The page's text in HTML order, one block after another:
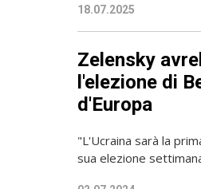
18.07.2025
Zelensky
l'elezione di
d'Europa
"L'Ucraina sarà la
sua elezione